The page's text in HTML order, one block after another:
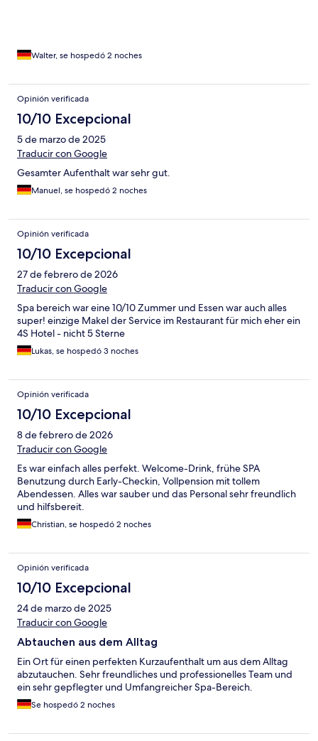
Walter, se hospedó 2 noches
Opinión verificada
10/10 Excepcional
5 de marzo de 2025
Traducir con Google
Gesamter Aufenthalt war sehr gut.
Manuel, se hospedó 2 noches
Opinión verificada
10/10 Excepcional
27 de febrero de 2026
Traducir con Google
Spa bereich war eine 10/10 Zummer und Essen war auch alles
super! einzige Makel der Service im Restaurant für mich eher ein
4S Hotel - nicht 5 Sterne
Lukas, se hospedó 3 noches
Opinión verificada
10/10 Excepcional
8 de febrero de 2026
Traducir con Google
Es war einfach alles perfekt. Welcome-Drink, frühe SPA
Benutzung durch Early-Checkin, Vollpension mit tollem
Abendessen. Alles war sauber und das Personal sehr freundlich
und hilfsbereit.
Christian, se hospedó 2 noches
Opinión verificada
10/10 Excepcional
24 de marzo de 2025
Traducir con Google
Abtauchen aus dem Alltag
Ein Ort für einen perfekten Kurzaufenthalt um aus dem Alltag
abzutauchen. Sehr freundliches und professionelles Team und
ein sehr gepflegter und Umfangreicher Spa-Bereich.
Se hospedó 2 noches